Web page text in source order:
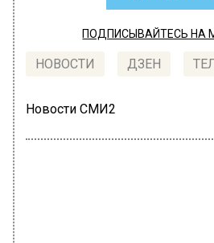
ПОДПИСЫВАЙТЕСЬ НА
НОВОСТИ ДЗЕН
Новости СМИ2